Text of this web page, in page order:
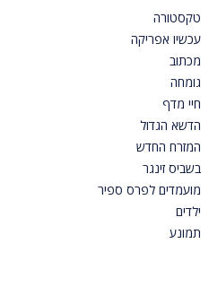
טקסטורה
עכשיו אפריקה
מכתוב
גומחה
חיי מדף
הדשא הגדול
המזרח החדש
בשביס זינגר
מועמדים לפרס ספיר
ילדים
תמונע